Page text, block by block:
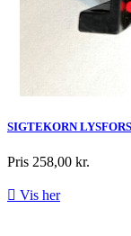
SIGTEKORN
Pris 258,00 kr.
 Vis her